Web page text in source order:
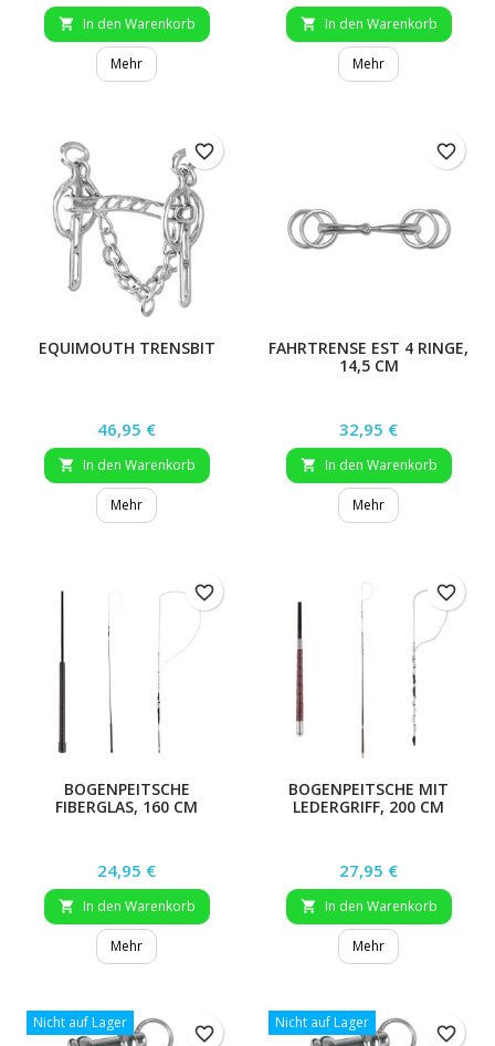
 In den Warenkorb
Mehr
 In den Warenkorb
Mehr
EQUIMOUTH TRENSBIT
Preis
46,95 €
 In den Warenkorb
Mehr
favorite_border
FAHRTRENSE EST 4 RINGE,
14,5 CM
Preis
32,95 €
 In den Warenkorb
Mehr
favorite_border
BOGENPEITSCHE
FIBERGLAS, 160 CM
Preis
24,95 €
 In den Warenkorb
Mehr
favorite_border
BOGENPEITSCHE MIT
LEDERGRIFF, 200 CM
Preis
27,95 €
 In den Warenkorb
Mehr
favorite_border
Nicht auf Lager
favorite_border
Nicht auf Lager
favorite_border